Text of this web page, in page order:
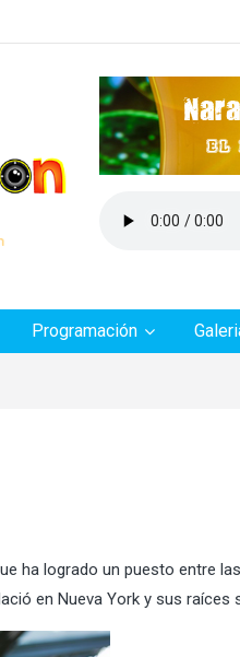
Programación
ha logrado un puesto entre
en Nueva York y sus raíces